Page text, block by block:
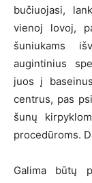
bučiuojasi,
vienoj lovoj,
šuniukams
augintinius
juos į
centrus, pas
šunų
procedūroms.
Galima būtų